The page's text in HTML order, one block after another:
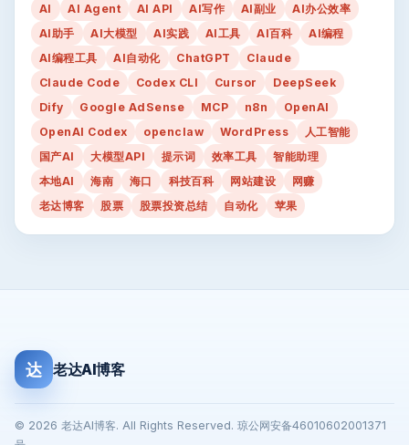
AI AI Agent AI API AI写作 AI副业
AI办公效率
AI助手
AI大模型 AI实践 AI工具 AI百科
AI编程
AI编程工具
AI自动化 ChatGPT
Claude
Claude Code
Codex CLI Cursor
DeepSeek
Dify
Google AdSense MCP n8n
OpenAI
OpenAI Codex
openclaw WordPress
人工智能
国产AI
大模型API 提示词 效率工具
智能助理
本地AI
海南 海口 科技百科 网站建设
网赚
老达博客
股票 股票投资总结 自动化 苹果
达 老达AI博客
© 2026 老达AI博客. All Rights Reserved. 琼公网安备46010602001371